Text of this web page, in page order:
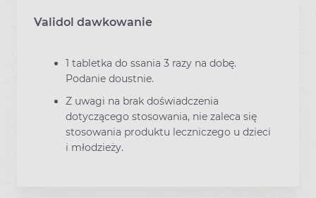
Validol dawkowanie
1 tabletka do ssania 3 razy na dobę.
Podanie doustnie.
Z uwagi na brak doświadczenia
dotyczącego stosowania, nie zaleca się
stosowania produktu leczniczego u dzieci
i młodzieży.